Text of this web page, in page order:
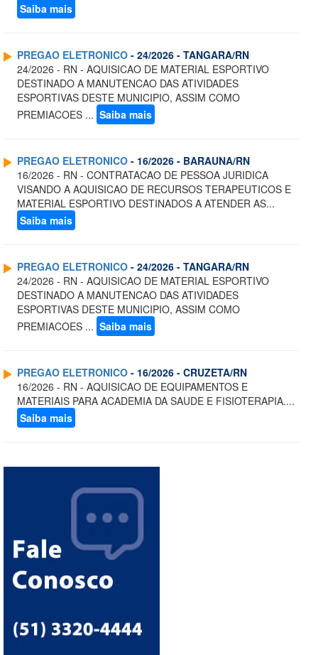
Saiba mais
PREGAO ELETRONICO - 24/2026 - TANGARA/RN
24/2026 - RN - AQUISICAO DE MATERIAL ESPORTIVO
DESTINADO A MANUTENCAO DAS ATIVIDADES
ESPORTIVAS DESTE MUNICIPIO, ASSIM COMO
PREMIACOES ... Saiba mais
PREGAO ELETRONICO - 16/2026 - BARAUNA/RN
16/2026 - RN - CONTRATACAO DE PESSOA JURIDICA
VISANDO A AQUISICAO DE RECURSOS TERAPEUTICOS E
MATERIAL ESPORTIVO DESTINADOS A ATENDER AS...
Saiba mais
PREGAO ELETRONICO - 24/2026 - TANGARA/RN
24/2026 - RN - AQUISICAO DE MATERIAL ESPORTIVO
DESTINADO A MANUTENCAO DAS ATIVIDADES
ESPORTIVAS DESTE MUNICIPIO, ASSIM COMO
PREMIACOES ... Saiba mais
PREGAO ELETRONICO - 16/2026 - CRUZETA/RN
16/2026 - RN - AQUISICAO DE EQUIPAMENTOS E
MATERIAIS PARA ACADEMIA DA SAUDE E FISIOTERAPIA....
Saiba mais